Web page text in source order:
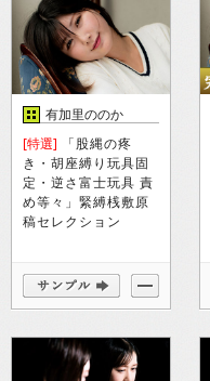
有加里ののか
[特選] 「股縄の疼
き・胡座縛り玩具固
定・逆さ富士玩具 責
め等々」緊縛桟敷原
稿セレクション